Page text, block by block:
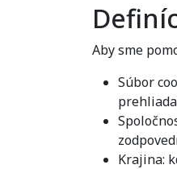
Aby sme
Súbor
Krajina: